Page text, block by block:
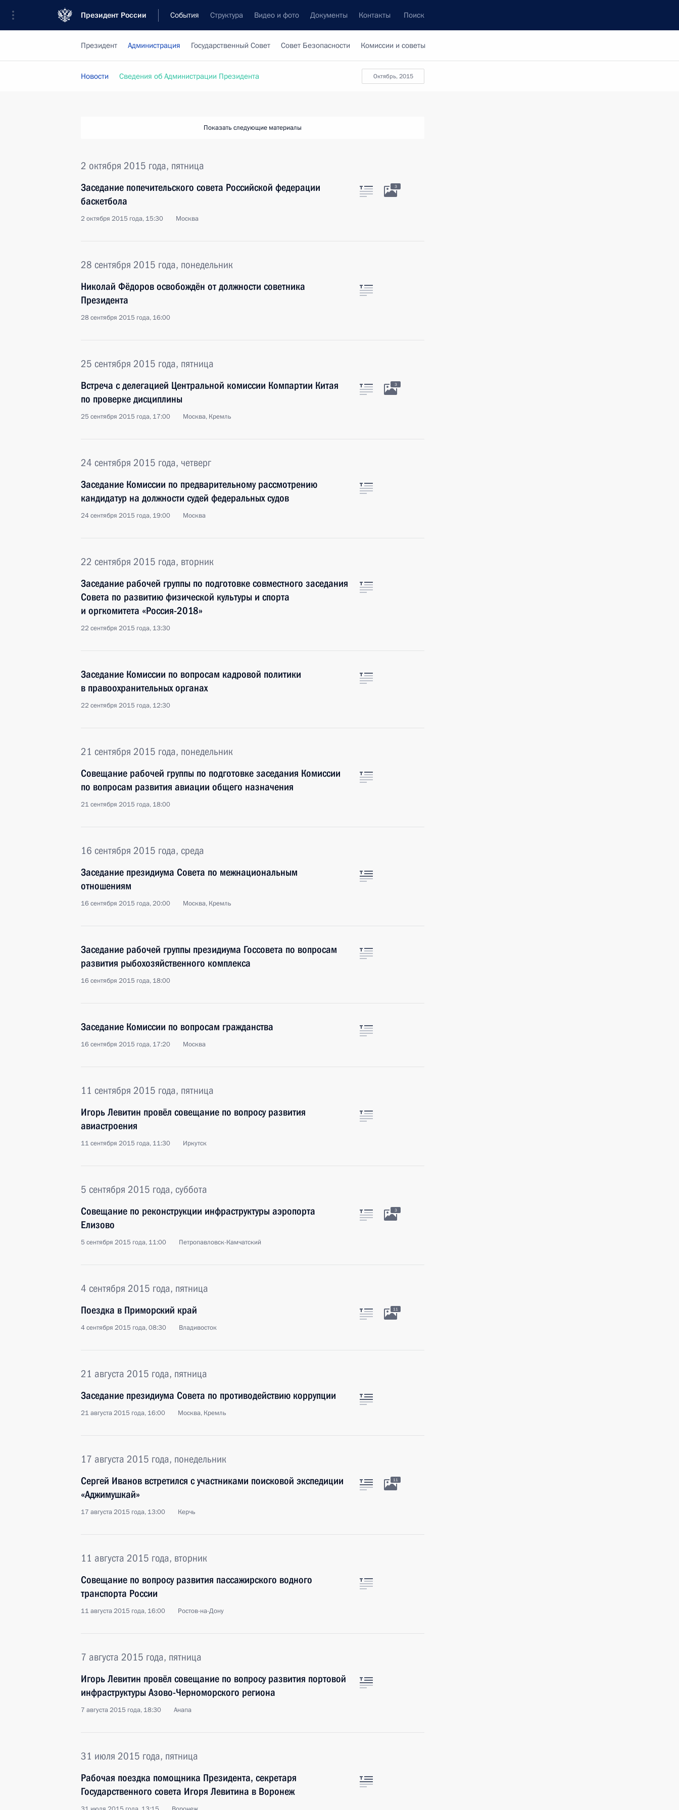
Президент России События Структура Видео и фото Документы Контакты Поиск
Президент Администрация Государственный Совет Совет Безопасности Комиссии и советы
октябрь, 2015
Новости Сведения об Администрации Президента
Показать следующие материалы
2 октября 2015 года, пятница
Заседание попечительского совета Российской федерации
баскетбола
2 октября 2015 года, 15:30 Москва
3
28 сентября 2015 года, понедельник
Николай Фёдоров освобождён от должности советника
Президента
28 сентября 2015 года, 16:00
25 сентября 2015 года, пятница
Встреча с делегацией Центральной комиссии Компартии Китая
по проверке дисциплины
25 сентября 2015 года, 17:00 Москва, Кремль
3
24 сентября 2015 года, четверг
Заседание Комиссии по предварительному рассмотрению
кандидатур на должности судей федеральных судов
24 сентября 2015 года, 19:00 Москва
22 сентября 2015 года, вторник
Заседание рабочей группы по подготовке совместного заседания
Совета по развитию физической культуры и спорта
и оргкомитета «Россия-2018»
22 сентября 2015 года, 13:30
Заседание Комиссии по вопросам кадровой политики
в правоохранительных органах
22 сентября 2015 года, 12:30
21 сентября 2015 года, понедельник
Совещание рабочей группы по подготовке заседания Комиссии
по вопросам развития авиации общего назначения
21 сентября 2015 года, 18:00
16 сентября 2015 года, среда
Заседание президиума Совета по межнациональным
отношениям
16 сентября 2015 года, 20:00 Москва, Кремль
Заседание рабочей группы президиума Госсовета по вопросам
развития рыбохозяйственного комплекса
16 сентября 2015 года, 18:00
Заседание Комиссии по вопросам гражданства
16 сентября 2015 года, 17:20 Москва
11 сентября 2015 года, пятница
Игорь Левитин провёл совещание по вопросу развития
авиастроения
11 сентября 2015 года, 11:30 Иркутск
5 сентября 2015 года, суббота
Совещание по реконструкции инфраструктуры аэропорта
Елизово
5 сентября 2015 года, 11:00 Петропавловск-Камчатский
3
4 сентября 2015 года, пятница
Поездка в Приморский край
4 сентября 2015 года, 08:30 Владивосток
11
21 августа 2015 года, пятница
Заседание президиума Совета по противодействию коррупции
21 августа 2015 года, 16:00 Москва, Кремль
17 августа 2015 года, понедельник
Сергей Иванов встретился с участниками поисковой экспедиции
«Аджимушкай»
17 августа 2015 года, 13:00 Керчь
11
11 августа 2015 года, вторник
Совещание по вопросу развития пассажирского водного
транспорта России
11 августа 2015 года, 16:00 Ростов-на-Дону
7 августа 2015 года, пятница
Игорь Левитин провёл совещание по вопросу развития портовой
инфраструктуры Азово-Черноморского региона
7 августа 2015 года, 18:30 Анапа
31 июля 2015 года, пятница
Рабочая поездка помощника Президента, секретаря
Государственного совета Игоря Левитина в Воронеж